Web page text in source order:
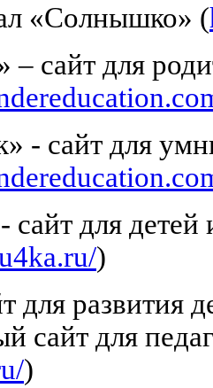
«Солнышко» (
сайт для
- сайт для
для детей
)
для развития
сайт для
)